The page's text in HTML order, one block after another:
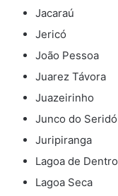
Jacaraú
Jericó
João Pessoa
Juarez Távora
Juazeirinho
Junco do Seridó
Juripiranga
Lagoa de Dentro
Lagoa Seca